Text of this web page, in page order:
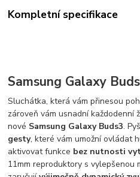
Kompletní specifikace
Samsung Galaxy
Sluchátka, která vám přinesou
zároveň vám usnadní každodenní
nové Samsung Galaxy Buds3.
gesty, které vám umožní ovládat
aktivovat funkce bez nutnosti
11mm reproduktory s vylepšenou